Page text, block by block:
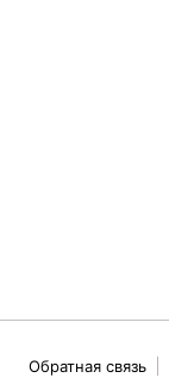
Обратная связь